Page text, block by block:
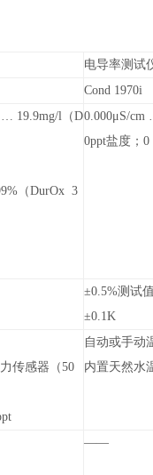
电导率测试
Cond 1970i
19.9mg/l（D
（DurOx 3
0.000μS/cm
0ppt盐度；
±0.5%测试值
±0.1K
传感器（50
自动或手动
内置天然水
——